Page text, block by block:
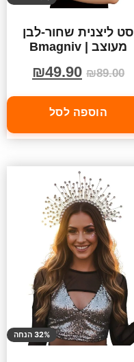
סט ליצנית שחור-לבן
מעוצב | Bmagniv
₪89.00
₪49.90
הוספה לסל
32% הנחה